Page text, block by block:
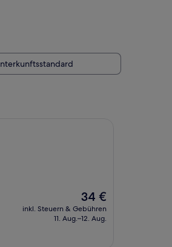
Der
Preis
beträgt
34 €
inkl. Steuern & Gebühren
11. Aug.–12. Aug.